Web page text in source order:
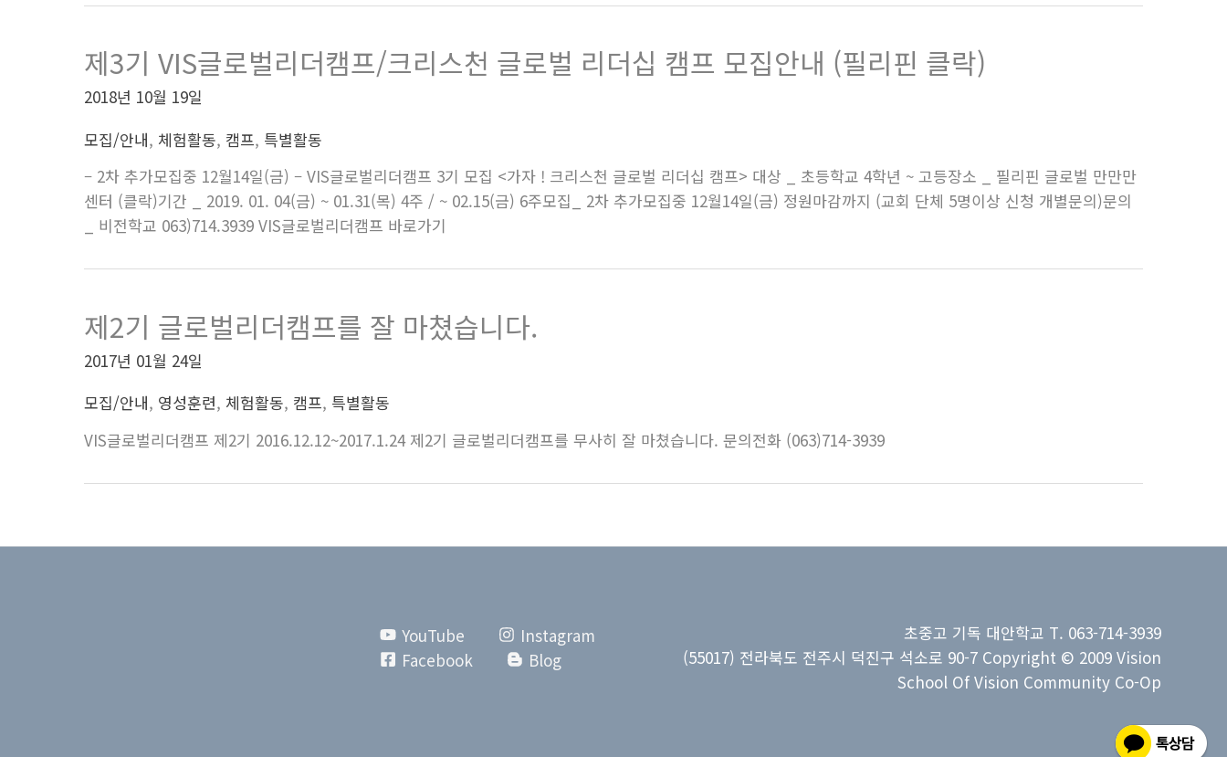
제3기 VIS글로벌리더캠프/크리스천 글로벌 리더십 캠프 모집안내 (필리핀 클락)
2018년 10월 19일
모집/안내, 체험활동, 캠프, 특별활동
– 2차 추가모집중 12월14일(금) – VIS글로벌리더캠프 3기 모집 <가자 ! 크리스천 글로벌 리더십 캠프> 대상 _ 초등학교 4학년 ~ 고등장소 _ 필리핀 글로벌 만만만
센터 (클락)기간 _ 2019. 01. 04(금) ~ 01.31(목) 4주 / ~ 02.15(금) 6주모집_ 2차 추가모집중 12월14일(금) 정원마감까지 (교회 단체 5명이상 신청 개별문의)문의
_ 비전학교 063)714.3939 VIS글로벌리더캠프 바로가기
제2기 글로벌리더캠프를 잘 마쳤습니다.
2017년 01월 24일
모집/안내, 영성훈련, 체험활동, 캠프, 특별활동
VIS글로벌리더캠프 제2기 2016.12.12~2017.1.24 제2기 글로벌리더캠프를 무사히 잘 마쳤습니다. 문의전화 (063)714-3939
YouTube
Instagram
Facebook
Blog
초중고 기독 대안학교 T. 063-714-3939
(55017) 전라북도 전주시 덕진구 석소로 90-7 Copyright © 2009 Vision
School Of Vision Community Co-Op